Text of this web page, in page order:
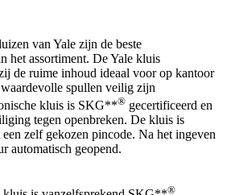
van Yale zijn de beste
het assortiment. De Yale kluis
de ruime inhoud ideaal voor op kantoor
spullen veilig zijn
kluis is SKG**® gecertificeerd en
tegen openbreken. De kluis is
zelf gekozen pincode. Na het ingeven
automatisch geopend.
®